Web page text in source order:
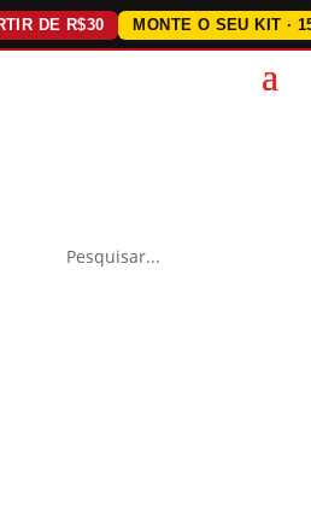
DE R$30 MONTE O SEU KIT · 15%